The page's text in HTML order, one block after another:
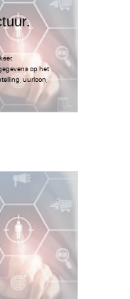
op het
uurloon,